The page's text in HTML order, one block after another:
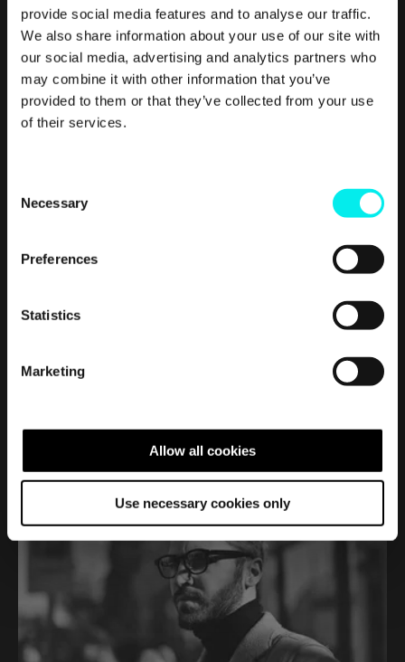
provide social media features and to analyse our traffic.
We also share information about your use of our site with
our social media, advertising and analytics partners who
may combine it with other information that you’ve
provided to them or that they’ve collected from your use
of their services.
Necessary
Preferences
Statistics
Marketing
Allow all cookies
Use necessary cookies only
Den nylige pandemi har medført et paradigmeskift i
den måde, virksomheder arbejder på, og.
Read More
Marketing Strategy
du kan vælge i en recession
høre. Alene omtalen af recession kan få din.
Read More